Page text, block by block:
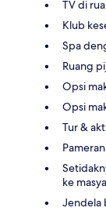
TV di
Klub
Spa
Ruang
Opsi
Opsi
Tur &
ke
Jendela